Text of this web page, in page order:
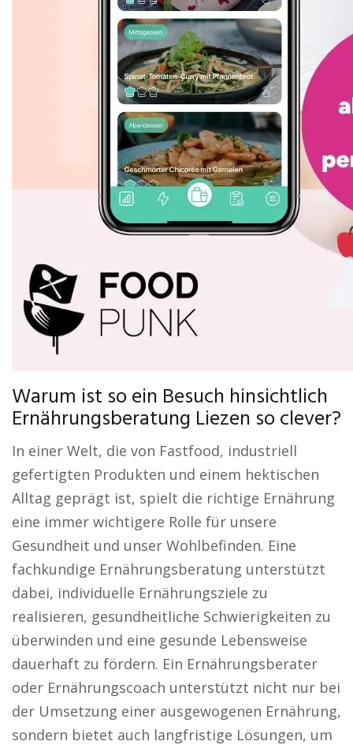
Warum ist so ein Besuch hinsichtlich
Ernährungsberatung Liezen so clever?
In einer Welt, die von Fastfood, industriell
gefertigten Produkten und einem hektischen
Alltag geprägt ist, spielt die richtige Ernährung
eine immer wichtigere Rolle für unsere
Gesundheit und unser Wohlbefinden. Eine
fachkundige Ernährungsberatung unterstützt
dabei, individuelle Ernährungsziele zu
realisieren, gesundheitliche Schwierigkeiten zu
überwinden und eine gesunde Lebensweise
dauerhaft zu fördern. Ein Ernährungsberater
oder Ernährungscoach unterstützt nicht nur bei
der Umsetzung einer ausgewogenen Ernährung,
sondern bietet auch langfristige Lösungen, um